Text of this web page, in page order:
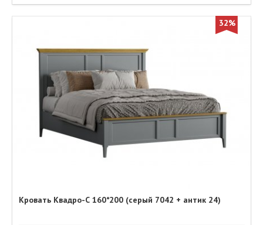
32%
Кровать Квадро-С 160*200 (серый 7042 + антик 24)